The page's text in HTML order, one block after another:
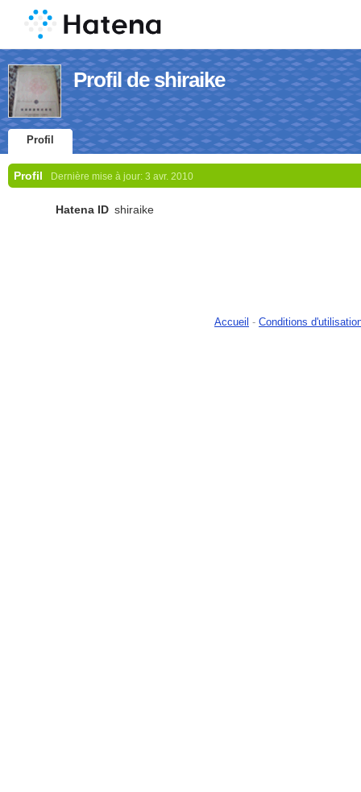
Profil de shiraike
Profil
Profil Dernière mise à jour: 3 avr. 2010
Hatena ID shiraike
Accueil - Conditions